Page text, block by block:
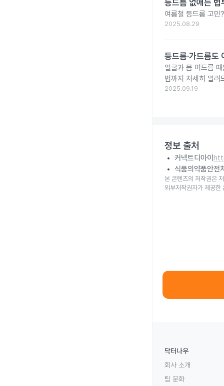
등드름 없애는 법
여름철 등드름 고민
2025.08.29
등드름·가드름도
얼굴과 몸 여드름
법까지 자세히 알려
2025.09.19
정보 출처
커넥트디아이
식품의약품안전
본 콘텐츠의 저작권은
외부저작권자가 제공한
닥터나우
회사 소개
팀 문화